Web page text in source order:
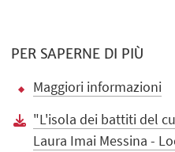
PER SAPERNE DI PIÙ
Maggiori informazioni
"L'isola dei battiti del
Laura Imai Messina -